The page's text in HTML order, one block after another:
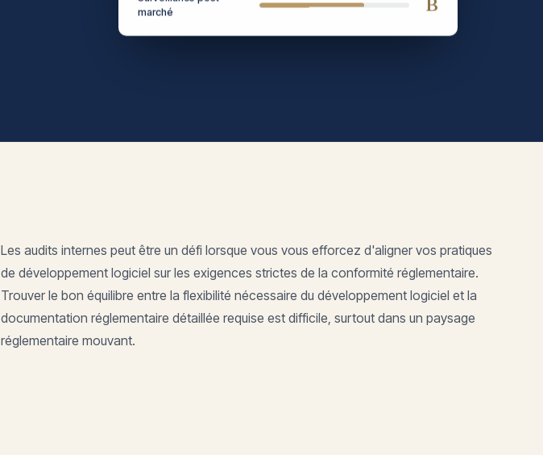
Surveillance post-
marché
B
Les audits internes peut être un défi lorsque vous vous efforcez d'aligner vos pratiques
de développement logiciel sur les exigences strictes de la conformité réglementaire.
Trouver le bon équilibre entre la flexibilité nécessaire du développement logiciel et la
documentation réglementaire détaillée requise est difficile, surtout dans un paysage
réglementaire mouvant.